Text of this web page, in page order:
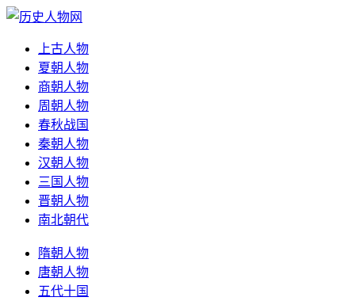
上古人物
夏朝人物
商朝人物
周朝人物
春秋战国
秦朝人物
汉朝人物
三国人物
晋朝人物
南北朝代
隋朝人物
唐朝人物
五代十国